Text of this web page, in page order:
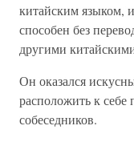
китайским языком,
способен без
другими
Он оказался
расположить к себе
собеседников.